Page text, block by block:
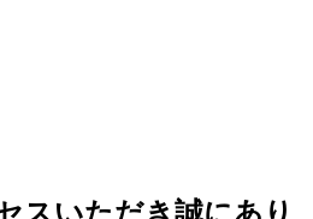
スいただき誠にあり